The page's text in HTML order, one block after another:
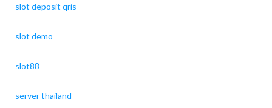
slot deposit qris
slot demo
slot88
server thailand